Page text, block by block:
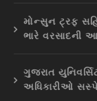
મોન્સુન ટ્રફ
ભારે વરસાદની
ગુજરાત
અધિકારીઓ